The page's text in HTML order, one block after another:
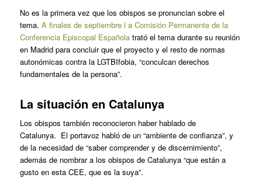
No es la primera vez que los obispos se pronuncian sobre el
tema. A finales de septiembre l a Comisión Permanente de la
Conferencia Episcopal Españolatrató el tema durante su reunión
en Madrid para concluir que el proyecto y el resto de normas
autonómicas contra la LGTBIfobia, “conculcan derechos
fundamentales de la persona”.
La situación en Catalunya
Los obispos también reconocieron haber hablado de
Catalunya. El portavoz habló de un “ambiente de confianza”, y
de la necesidad de “saber comprender y de discernimiento”,
además de nombrar a los obispos de Catalunya “que están a
gusto en esta CEE, que es la suya”.